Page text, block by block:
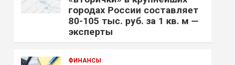
городах России составляет
80-105 тыс. руб. за 1 кв. м —
эксперты
ФИНАНСЫ